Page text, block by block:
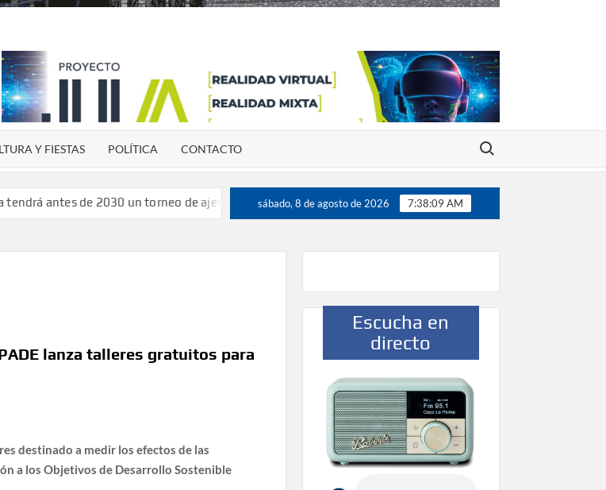
Y FIESTAS POLÍTICA CONTACTO
Buscar:
de 2030 un torneo de ajedrez con 200 jugadores” Víctor González destaca el papel del deporte como
sábado, 8 de agosto de 2026 7:38:09 AM
lanza talleres gratuitos para
destinado a medir los efectos de las
a los Objetivos de Desarrollo Sostenible
Escucha en
directo